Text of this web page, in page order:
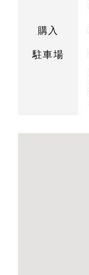
購入
駐車場